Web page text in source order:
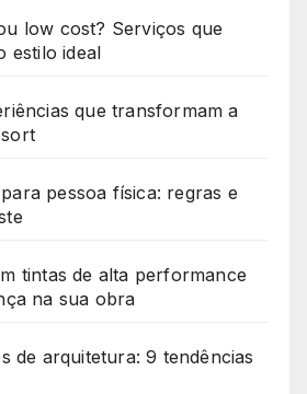
low cost? Serviços que
estilo ideal
que transformam a
pessoa física: regras e
tintas de alta performance
na sua obra
de arquitetura: 9 tendências